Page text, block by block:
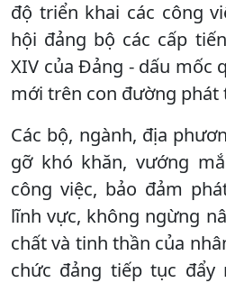
độ triển khai các công
hội đảng bộ các cấp
XIV của Đảng - dấu mốc
mới trên con đường phát
Các bộ, ngành, địa
gỡ khó khăn, vướng
công việc, bảo đảm
lĩnh vực, không ngừng
chất và tinh thần của
chức đảng tiếp tục đẩy